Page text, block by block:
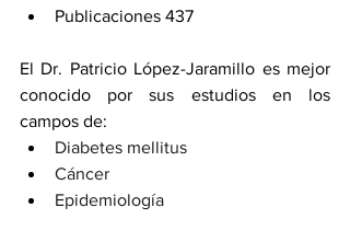
Publicaciones 437
El Dr. Patricio López-Jaramillo es mejor
conocido por sus estudios en los
campos de:
Diabetes mellitus
Cáncer
Epidemiología